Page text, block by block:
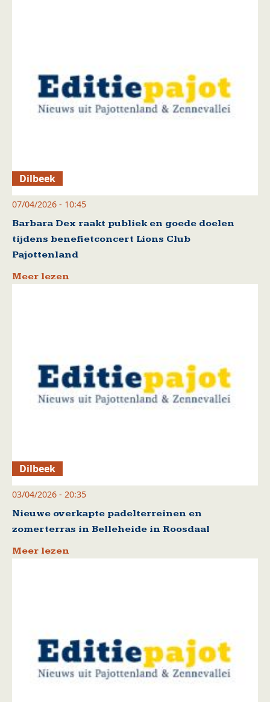
Dilbeek
07/04/2026 - 10:45
Barbara Dex raakt publiek en goede doelen
tijdens benefietconcert Lions Club
Pajottenland
Meer lezen
Dilbeek
03/04/2026 - 20:35
Nieuwe overkapte padelterreinen en
zomerterras in Belleheide in Roosdaal
Meer lezen